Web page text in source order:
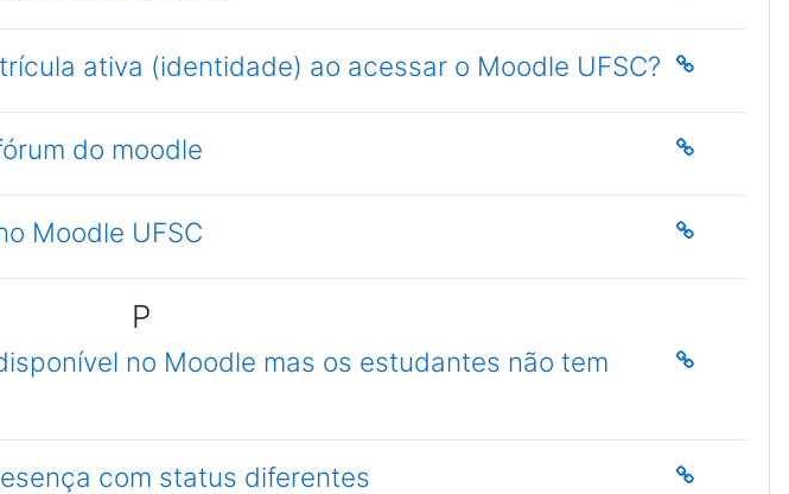
ativa (identidade) ao acessar o Moodle UFSC?
do moodle
Moodle UFSC
P
no Moodle mas os estudantes não tem
com status diferentes